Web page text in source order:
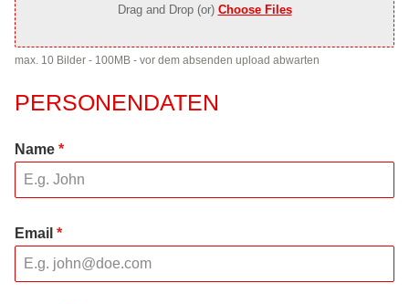
Drag and Drop (or) Choose Files
max. 10 Bilder - 100MB - vor dem absenden upload abwarten
PERSONENDATEN
Name *
Email *